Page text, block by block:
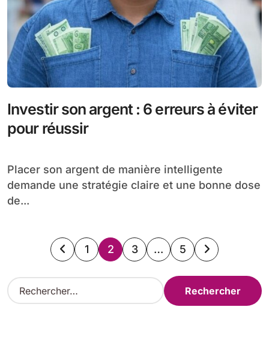
Investir son argent : 6 erreurs à éviter
pour réussir
Placer son argent de manière intelligente
demande une stratégie claire et une bonne dose
de...
Pagination
des
publications
1 2 3 … 5
R
e